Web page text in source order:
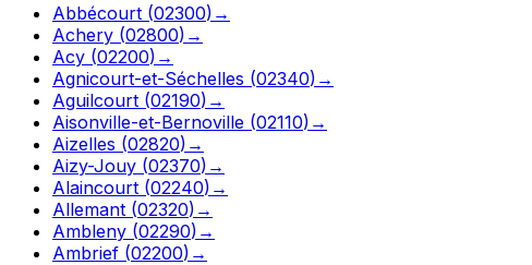
Abbécourt (02300) →
Achery (02800) →
Acy (02200) →
Agnicourt-et-Séchelles (02340) →
Aguilcourt (02190) →
Aisonville-et-Bernoville (02110) →
Aizelles (02820) →
Aizy-Jouy (02370) →
Alaincourt (02240) →
Allemant (02320) →
Ambleny (02290) →
Ambrief (02200) →